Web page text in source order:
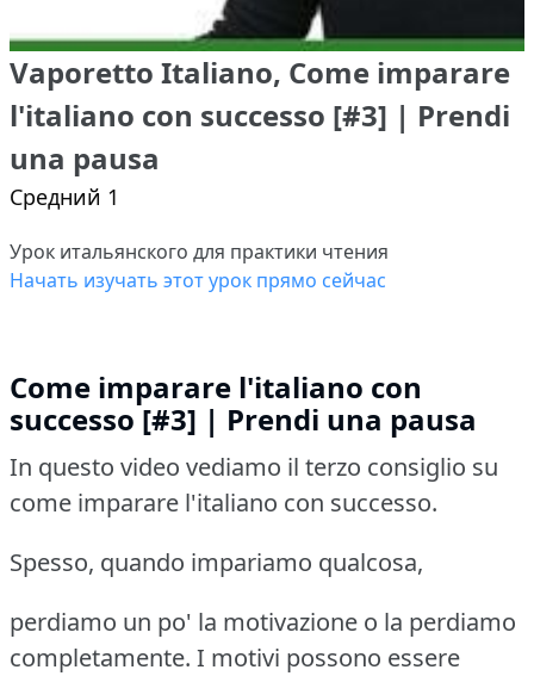
Vaporetto Italiano, Come imparare
l'italiano con successo [#3] | Prendi
una pausa
Средний 1
Урок итальянского для практики чтения
Начать изучать этот урок прямо сейчас
Come imparare l'italiano con
successo [#3] | Prendi una pausa
In questo video vediamo il terzo consiglio su
come imparare l'italiano con successo.
Spesso, quando impariamo qualcosa,
perdiamo un po' la motivazione o la perdiamo
completamente. I motivi possono essere